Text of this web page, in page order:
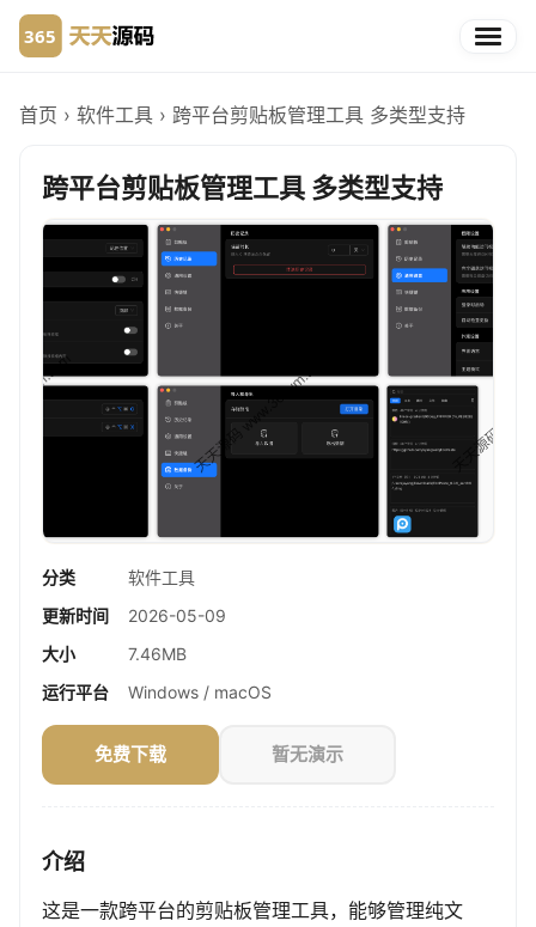
首页 › 软件工具 › 跨平台剪贴板管理工具 多类型支持
跨平台剪贴板管理工具 多类型支持
分类
软件工具
更新时间
2026-05-09
大小
7.46MB
运行平台
Windows / macOS
免费下载 暂无演示
介绍
这是一款跨平台的剪贴板管理工具，能够管理纯文